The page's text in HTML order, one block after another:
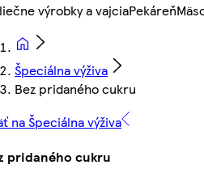
výrobky a vajciaPekáreň
Špeciálna výživa
Bez pridaného cukru
na Špeciálna výživa
pridaného cukru